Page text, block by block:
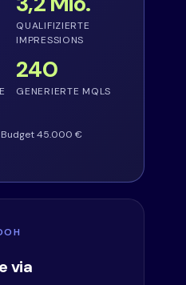
QUALIFIZIERTE
IMPRESSIONS
240
GENERIERTE MQLS
Budget 45.000 €
via